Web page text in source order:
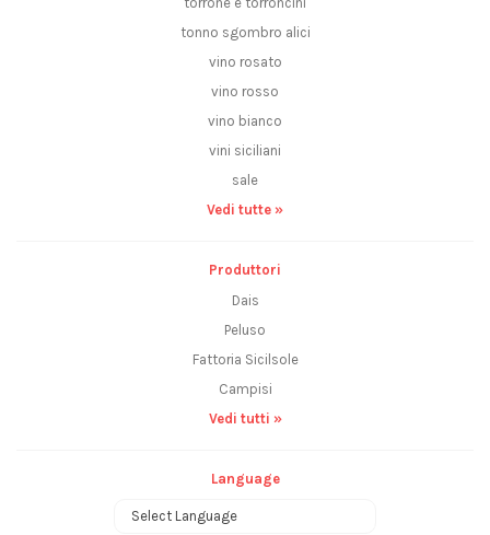
tonno sgombro alici
vino rosato
vino rosso
vino bianco
vini siciliani
sale
Vedi tutte »
Produttori
Dais
Peluso
Fattoria Sicilsole
Campisi
Vedi tutti »
Language